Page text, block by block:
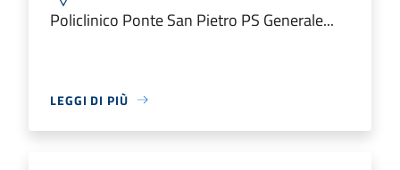
Policlinico Ponte San Pietro PS Generale...
LEGGI DI PIÙ